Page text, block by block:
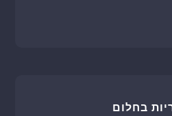
בחלום